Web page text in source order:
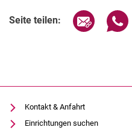
Seite teilen: Seite
Kontakt & Anfahrt
Einrichtungen suchen